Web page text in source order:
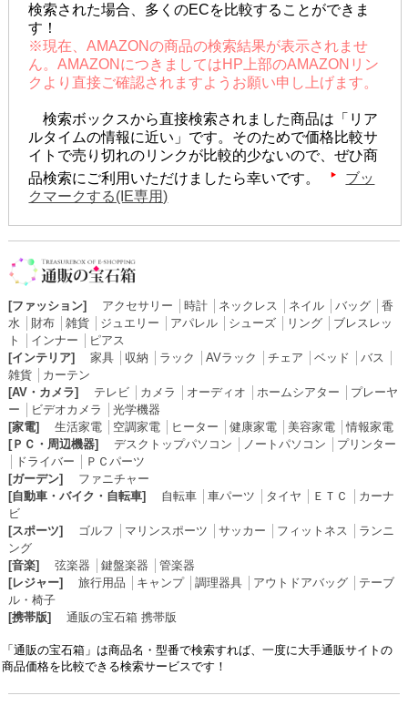
検索された場合、多くのECを比較することができま
す！
※現在、AMAZONの商品の検索結果が表示されませ
ん。AMAZONにつきましてはHP上部のAMAZONリン
クより直接ご確認されますようお願い申し上げます。
検索ボックスから直接検索されました商品は「リア
ルタイムの情報に近い」です。そのためで価格比較サ
イトで売り切れのリンクが比較的少ないので、ぜひ商
品検索にご利用いただけましたら幸いです。
ブッ
クマークする(IE専用)
[ファッション] アクセサリー 時計│ ネックレス ネイル│ バッグ│ 香
水
財布│ 雑貨│ ジュエリー アパレル│ シューズ│ リング│ ブレスレッ
ト
インナー
ピアス
[インテリア]
家具│ 収納 ラック AVラック チェア ベッド バス
雑貨│ カーテン
[AV・カメラ]
テレビ│ カメラ オーディオ ホームシアター
プレーヤ
ー
ビデオカメラ
光学機器
[家電]
生活家電│ 空調家電│ ヒーター 健康家電│ 美容家電│情報家電
[ＰＣ・周辺機器]
デスクトップパソコン ノートパソコン
プリンター
ドライバー
ＰＣパーツ
[ガーデン]
ファニチャー
[自動車・バイク・自転車]
自転車│ 車パーツ タイヤ ＥＴＣ
カーナ
ビ
[スポーツ]
ゴルフ マリンスポーツ サッカー フィットネス
ランニ
ング
[音楽]
弦楽器 鍵盤楽器
管楽器
[レジャー]
旅行用品 キャンプ│ 調理器具│ アウトドアバッグ│ テーブ
ル・椅子
[携帯版]
通販の宝石箱 携帯版
「通販の宝石箱」は商品名・型番で検索すれば、一度に大手通販サイトの
商品価格を比較できる検索サービスです！